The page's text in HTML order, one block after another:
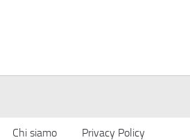
Chi siamo Privacy Policy